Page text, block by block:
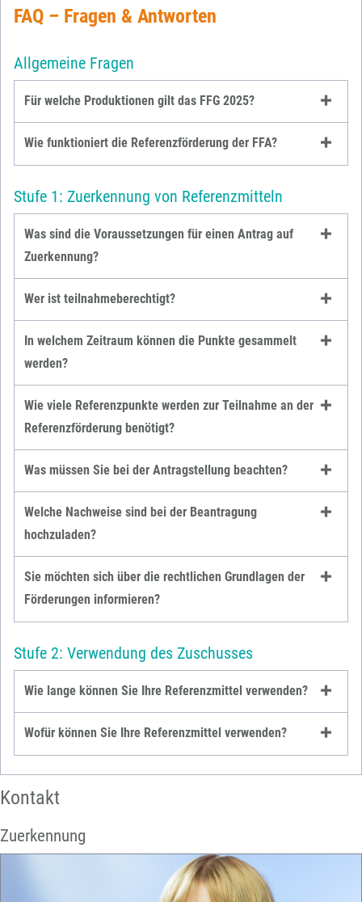
FAQ – Fragen & Antworten
Allgemeine Fragen
Für welche Produktionen gilt das FFG 2025?
Wie funktioniert die Referenzförderung der FFA?
Stufe 1: Zuerkennung von Referenzmitteln
Was sind die Voraussetzungen für einen Antrag auf
Zuerkennung?
Wer ist teilnahmeberechtigt?
In welchem Zeitraum können die Punkte gesammelt
werden?
Wie viele Referenzpunkte werden zur Teilnahme an der
Referenzförderung benötigt?
Was müssen Sie bei der Antragstellung beachten?
Welche Nachweise sind bei der Beantragung
hochzuladen?
Sie möchten sich über die rechtlichen Grundlagen der
Förderungen informieren?
Stufe 2: Verwendung des Zuschusses
Wie lange können Sie Ihre Referenzmittel verwenden?
Wofür können Sie Ihre Referenzmittel verwenden?
Kontakt
Zuerkennung